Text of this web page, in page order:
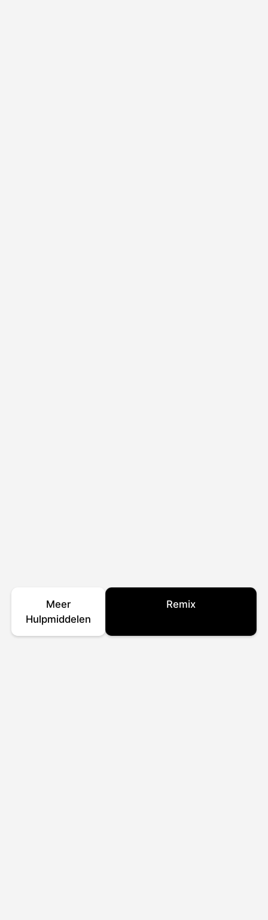
Meer
Hulpmiddelen
Remix